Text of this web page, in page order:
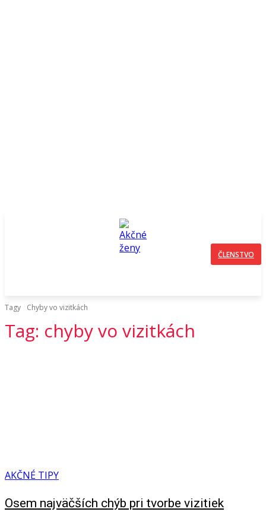
ČLENSTVO
Tagy Chyby vo vizitkách
Tag: chyby vo vizitkách
AKČNÉ TIPY
Osem najväčších chýb pri tvorbe vizitiek